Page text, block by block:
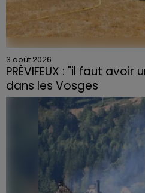
3 août 2026
PRÉVIFEUX : "il faut
dans les Vosges